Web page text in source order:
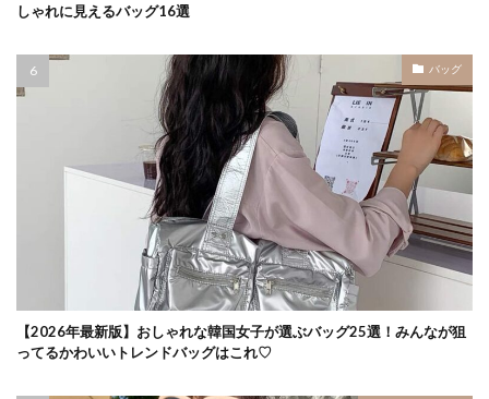
しゃれに見えるバッグ16選
バッグ
【2026年最新版】おしゃれな韓国女子が選ぶバッグ25選！みんなが狙
ってるかわいいトレンドバッグはこれ♡